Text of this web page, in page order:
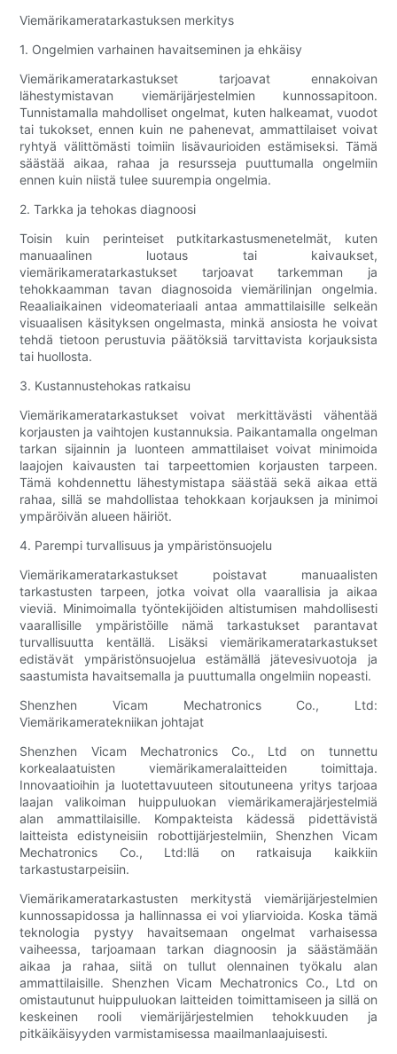
Viemärikameratarkastuksen merkitys
1. Ongelmien varhainen havaitseminen ja ehkäisy
Viemärikameratarkastukset tarjoavat ennakoivan
lähestymistavan viemärijärjestelmien kunnossapitoon.
Tunnistamalla mahdolliset ongelmat, kuten halkeamat, vuodot
tai tukokset, ennen kuin ne pahenevat, ammattilaiset voivat
ryhtyä välittömästi toimiin lisävaurioiden estämiseksi. Tämä
säästää aikaa, rahaa ja resursseja puuttumalla ongelmiin
ennen kuin niistä tulee suurempia ongelmia.
2. Tarkka ja tehokas diagnoosi
Toisin kuin perinteiset putkitarkastusmenetelmät, kuten
manuaalinen luotaus tai kaivaukset,
viemärikameratarkastukset tarjoavat tarkemman ja
tehokkaamman tavan diagnosoida viemärilinjan ongelmia.
Reaaliaikainen videomateriaali antaa ammattilaisille selkeän
visuaalisen käsityksen ongelmasta, minkä ansiosta he voivat
tehdä tietoon perustuvia päätöksiä tarvittavista korjauksista
tai huollosta.
3. Kustannustehokas ratkaisu
Viemärikameratarkastukset voivat merkittävästi vähentää
korjausten ja vaihtojen kustannuksia. Paikantamalla ongelman
tarkan sijainnin ja luonteen ammattilaiset voivat minimoida
laajojen kaivausten tai tarpeettomien korjausten tarpeen.
Tämä kohdennettu lähestymistapa säästää sekä aikaa että
rahaa, sillä se mahdollistaa tehokkaan korjauksen ja minimoi
ympäröivän alueen häiriöt.
4. Parempi turvallisuus ja ympäristönsuojelu
Viemärikameratarkastukset poistavat manuaalisten
tarkastusten tarpeen, jotka voivat olla vaarallisia ja aikaa
vieviä. Minimoimalla työntekijöiden altistumisen mahdollisesti
vaarallisille ympäristöille nämä tarkastukset parantavat
turvallisuutta kentällä. Lisäksi viemärikameratarkastukset
edistävät ympäristönsuojelua estämällä jätevesivuotoja ja
saastumista havaitsemalla ja puuttumalla ongelmiin nopeasti.
Shenzhen Vicam Mechatronics Co., Ltd:
Viemärikameratekniikan johtajat
Shenzhen Vicam Mechatronics Co., Ltd on tunnettu
korkealaatuisten viemärikameralaitteiden toimittaja.
Innovaatioihin ja luotettavuuteen sitoutuneena yritys tarjoaa
laajan valikoiman huippuluokan viemärikamerajärjestelmiä
alan ammattilaisille. Kompakteista kädessä pidettävistä
laitteista edistyneisiin robottijärjestelmiin, Shenzhen Vicam
Mechatronics Co., Ltd:llä on ratkaisuja kaikkiin
tarkastustarpeisiin.
Viemärikameratarkastusten merkitystä viemärijärjestelmien
kunnossapidossa ja hallinnassa ei voi yliarvioida. Koska tämä
teknologia pystyy havaitsemaan ongelmat varhaisessa
vaiheessa, tarjoamaan tarkan diagnoosin ja säästämään
aikaa ja rahaa, siitä on tullut olennainen työkalu alan
ammattilaisille. Shenzhen Vicam Mechatronics Co., Ltd on
omistautunut huippuluokan laitteiden toimittamiseen ja sillä on
keskeinen rooli viemärijärjestelmien tehokkuuden ja
pitkäikäisyyden varmistamisessa maailmanlaajuisesti.